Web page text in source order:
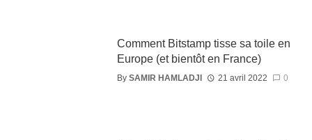
Comment Bitstamp tisse sa toile en
Europe (et bientôt en France)
By SAMIR HAMLADJI 21 avril 2022 0